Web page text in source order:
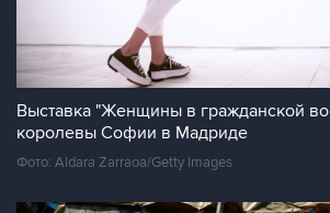
Выставка "Женщины в гражданской
королевы Софии в Мадриде
Фото: Aldara Zarraoa/Getty Images